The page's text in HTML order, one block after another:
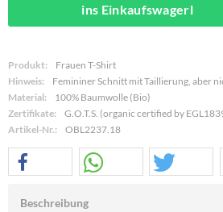
ins Einkaufswagerl
Produkt:
Frauen T-Shirt
Hinweis:
Femininer Schnitt mit Taillierung, aber
Material:
100% Baumwolle (Bio)
Zertifikate:
G.O.T.S. (organic certified by
Artikel-Nr.:
OBL2237.18
Beschreibung